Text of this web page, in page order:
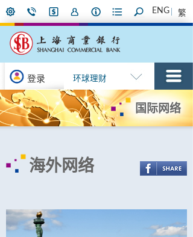
ENG 繁
登录 环球理财
国际网络
海外网络